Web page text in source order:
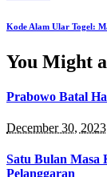
Kode Alam Ular Togel:
You Might
Prabowo Batal
December 30, 2023
Satu Bulan Masa
Pelanggaran